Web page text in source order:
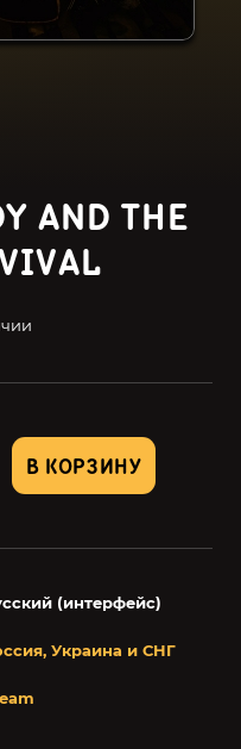
AND THE
В КОРЗИНУ
(интерфейс)
Украина и СНГ